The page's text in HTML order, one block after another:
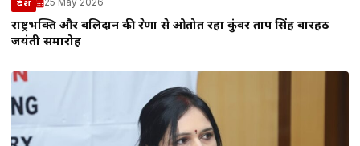
देश 25 May 2026
राष्ट्रभक्ति और बलिदान की प्रेरणा से ओतप्रोत रहा कुंवर प्रताप सिंह बारहठ
जयंती समारोह